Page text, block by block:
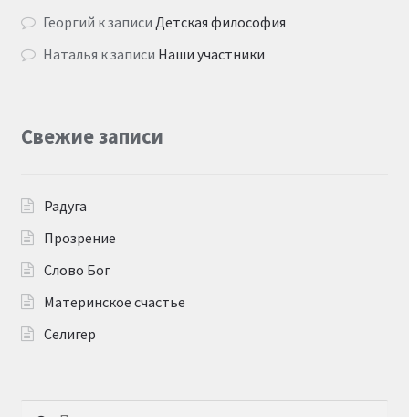
Георгий к записи Детская философия
Наталья к записи Наши участники
Свежие записи
Радуга
Прозрение
Слово Бог
Материнское счастье
Селигер
Найти: